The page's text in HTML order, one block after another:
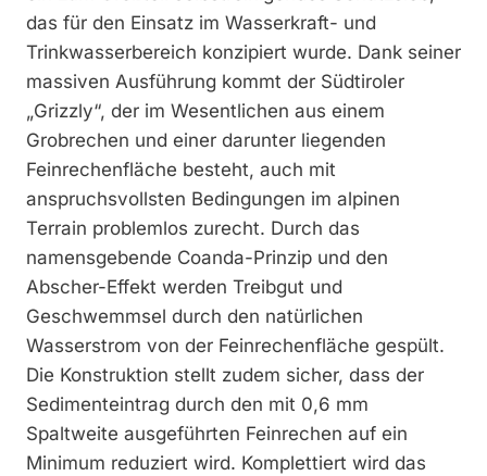
das für den Einsatz im Wasserkraft- und
Trinkwasserbereich konzipiert wurde. Dank seiner
massiven Ausführung kommt der Südtiroler
„Grizzly“, der im Wesentlichen aus einem
Grobrechen und einer darunter liegenden
Feinrechenfläche besteht, auch mit
anspruchsvollsten Bedingungen im alpinen
Terrain problemlos zurecht. Durch das
namensgebende Coanda-Prinzip und den
Abscher-Effekt werden Treibgut und
Geschwemmsel durch den natürlichen
Wasserstrom von der Feinrechenfläche gespült.
Die Konstruktion stellt zudem sicher, dass der
Sedimenteintrag durch den mit 0,6 mm
Spaltweite ausgeführten Feinrechen auf ein
Minimum reduziert wird. Komplettiert wird das